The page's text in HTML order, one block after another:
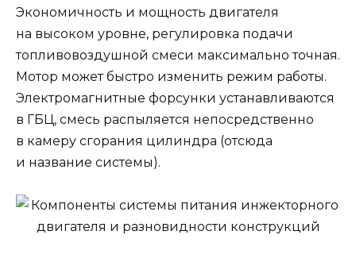
Экономичность и мощность двигателя
на высоком уровне, регулировка подачи
топливовоздушной смеси максимально точная.
Мотор может быстро изменить режим работы.
Электромагнитные форсунки устанавливаются
в ГБЦ, смесь распыляется непосредственно
в камеру сгорания цилиндра (отсюда
и название системы).